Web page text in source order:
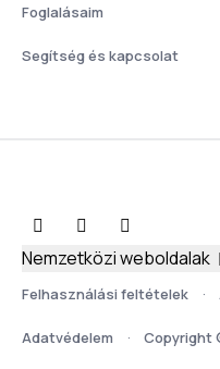
Foglalásaim
Segítség és kapcsolat
Felhasználási feltételek
Adatvédelem Copyright
Nemzetközi weboldalak